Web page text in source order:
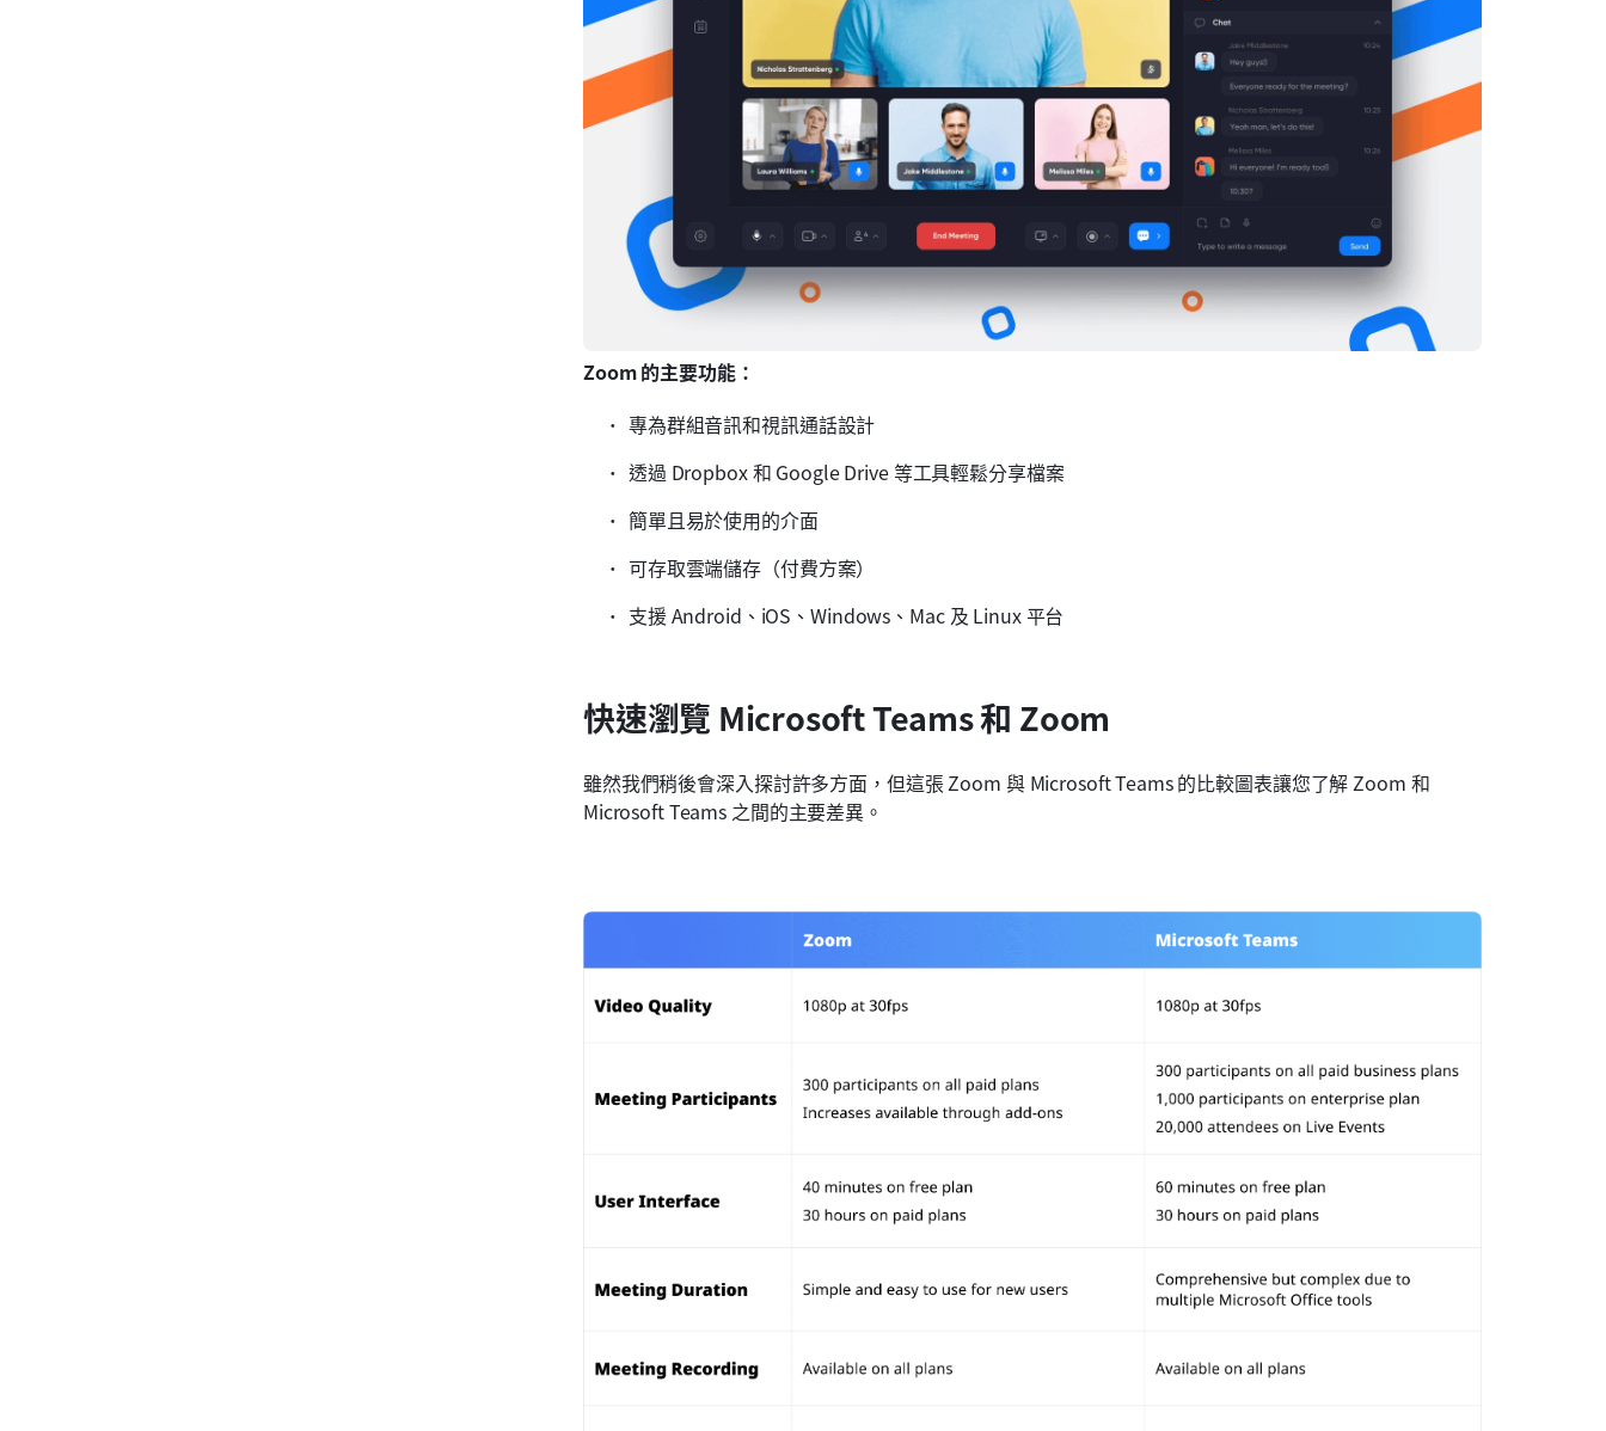
Zoom 的主要功能：
專為群組音訊和視訊通話設計
透過 Dropbox 和 Google Drive 等工具輕鬆分享檔案
簡單且易於使用的介面
可存取雲端儲存（付費方案）
支援 Android、iOS、Windows、Mac 及 Linux 平台
快速瀏覽 Microsoft Teams 和 Zoom
雖然我們稍後會深入探討許多方面，但這張 Zoom 與 Microsoft Teams 的比較圖表讓您了解 Zoom 和
Microsoft Teams 之間的主要差異。